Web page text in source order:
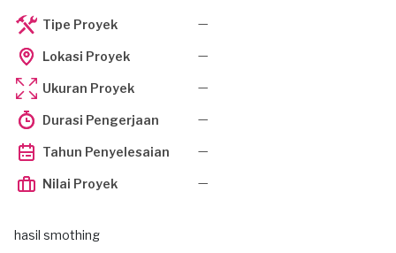
Tipe Proyek —
Lokasi Proyek —
Ukuran Proyek —
Durasi Pengerjaan —
Tahun Penyelesaian —
Nilai Proyek —
hasil smothing